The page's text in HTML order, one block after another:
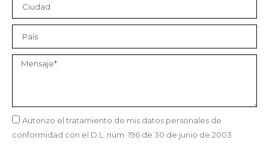
Autorizo el tratamiento de mis datos personales de
conformidad con el D.L. núm. 196 de 30 de junio de 2003